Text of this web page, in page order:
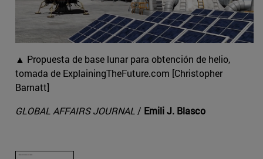
▲ Propuesta de base lunar para obtención de helio,
tomada de ExplainingTheFuture.com [Christopher
Barnatt]
GLOBAL AFFAIRS JOURNAL / Emili J. Blasco